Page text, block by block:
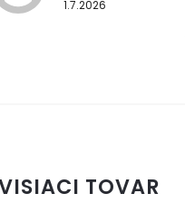
1.7.2026
TOVAR